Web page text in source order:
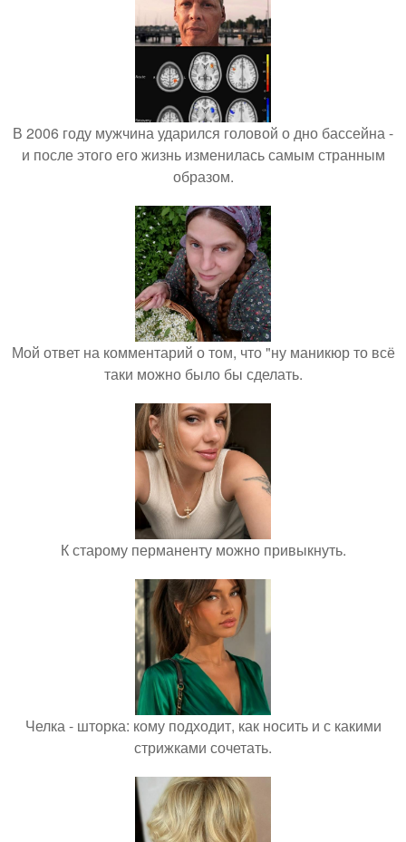
В 2006 году мужчина ударился головой о дно бассейна -
и после этого его жизнь изменилась самым странным
образом.
Мой ответ на комментарий о том, что "ну маникюр то всё
таки можно было бы сделать.
К старому перманенту можно привыкнуть.
Челка - шторка: кому подходит, как носить и с какими
стрижками сочетать.